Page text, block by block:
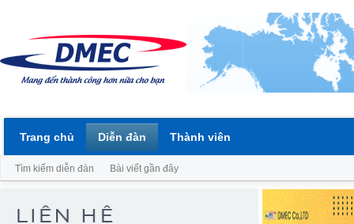
Trang chủ Diễn đàn
Tìm kiếm diễn đàn Bài viết gần đây
Thành viên